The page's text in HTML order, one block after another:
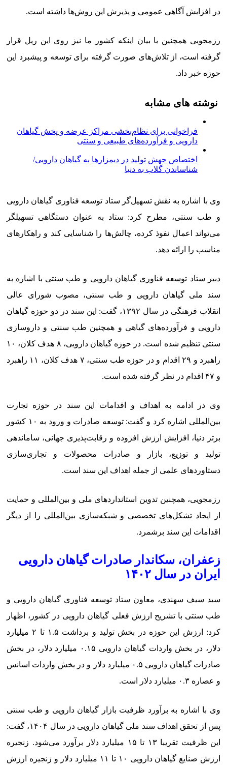
در افزایش آگاهی عمومی و پذیرش این روش‌ها داشته است.
رزمجویی همچنین با بیان اینکه کشور ما نیز روی این ریل قرار
گرفته است، از تلاش‌های صورت گرفته برای توسعه و پیشبرد این
حوزه خبر داد.
نوشته های مشابه
فراخوانی برای نظام‌بخشی مراکز عرضه و پخش گیاهان
دارویی و فرآورده‌های طبیعی و سنتی
اختصاص جهش تولید در دیمزارها به گیاهان دارویی/
شناساندن گلاب به دنیا
وی با اشاره به نقش تسهیل‌گر ستاد توسعه فناوری ‌گیاهان دارویی
و طب سنتی، مطرح کرد: ستاد به عنوان دستگاهی تسهیلگر
می‌تواند اعمال نفوذ کرده، چالش‌ها را شناسایی کند و راهکارهای
مناسب را ارائه دهد.
دبیر ستاد توسعه فناوری گیاهان دارویی و طب سنتی با اشاره به
سند ملی گیاهان دارویی و طب سنتی، مصوب شورای عالی
انقلاب فرهنگی در سال ۱۳۹۲، گفت: این سند در دو حوزه گیاهان
دارویی و فرآورده‌های گیاهی و همچنین طب سنتی و داروسازی
سنتی تنظیم شده است. در حوزه گیاهان دارویی، ۸ هدف کلان، ۱۰
راهبرد و ۲۹ اقدام و در حوزه طب سنتی، ۷ هدف کلان، ۱۱ راهبرد
و ۴۷ اقدام در نظر گرفته شده است.
وی در ادامه به اهداف و اقدامات این سند در حوزه تجارت
بین‌المللی اشاره کرد و گفت: توسعه صادرات و ورود به ۱۰ کشور
برتر دنیا، افزایش ارزش افزوده و رقابت‌پذیری جهانی، ساماندهی
تولید و توزیع، بازار و صادرات محصولات و تجاری‌سازی
دستاوردهای علمی از جمله اهداف این سند است.
رزمجویی، همچنین تدوین استانداردهای ملی و بین‌المللی و حمایت
از ایجاد تشکل‌های تخصصی و شبکه‌سازی بین‌المللی را از دیگر
اقدامات این سند برشمرد.
زعفران، سکاندار صادرات گیاهان دارویی
ایران در سال ۱۴۰۲
سید سیف سهندی، معاون ستاد توسعه فناوری گیاهان دارویی و
طب سنتی با تشریح ارزش فعلی گیاهان دارویی در کشور، اظهار
کرد: ارزش این حوزه در بخش تولید و برداشت ۱.۵ تا ۲ میلیارد
دلار، در بخش واردات گیاهان دارویی ۰.۱۵ میلیارد دلار، در بخش
صادرات گیاهان دارویی ۰.۵ میلیارد دلار و در بخش واردات اسانس
و عصاره ۰.۳ میلیارد دلار است.
وی با اشاره به برآورد ظرفیت بازار گیاهان دارویی و طب سنتی
پس از تحقق اهداف سند ملی گیاهان دارویی در سال ۱۴۰۴، گفت:
این ظرفیت تقریبا ۱۳ تا ۱۵ میلیارد دلار برآورد می‌شود. زنجیره
ارزش صنایع گیاهان دارویی ۱۰ تا ۱۱ میلیارد دلار و زنجیره ارزش